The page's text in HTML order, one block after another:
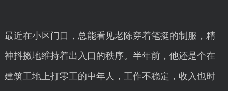
最近在小区门口，总能看见老陈穿着笔挺的制服，精
神抖擞地维持着出入口的秩序。半年前，他还是个在
建筑工地上打零工的中年人，工作不稳定，收入也时